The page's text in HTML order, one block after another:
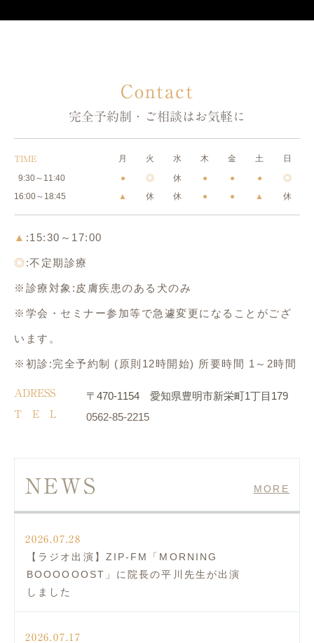
Contact
完全予約制・ご相談はお気軽に
TIME 月 火 水 木 金 土
日
9:30～11:40
● ◎ 休 ● ● ●
◎
16:00～18:45
▲ 休 休 ● ● ▲ 休
▲ :15:30～17:00
◎:不定期診療
※診療対象:皮膚疾患のある犬のみ
※学会・セミナー参加等で急遽変更になることがござ
います。
※初診:完全予約制 (原則12時開始) 所要時間 1～2時間
ADRESS 〒470-1154 愛知県豊明市新栄町1丁目179
T E L 0562-85-2215
NEWS MORE
2026.07.28
【ラジオ出演】ZIP-FM「MORNING
BOOOOOOST」に院長の平川先生が出演
しました
2026.07.17